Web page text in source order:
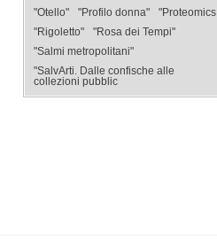
"Otello"
"Profilo donna"
"Proteomics
"Rigoletto"
"Rosa dei Tempi"
"Salmi metropolitani"
"SalvArti. Dalle confische alle
collezioni pubblic